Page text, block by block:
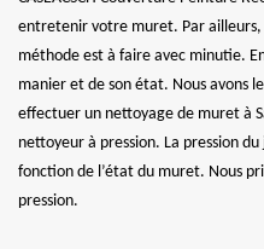
entretenir votre muret. Par
méthode est à faire avec minutie.
manier et de son état. Nous avons
effectuer un nettoyage de muret à
nettoyeur à pression. La pression
fonction de l’état du muret. Nous
pression.